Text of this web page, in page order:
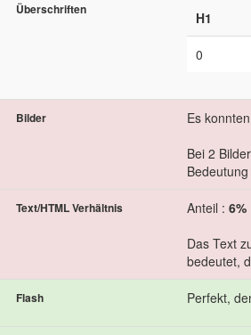
Überschriften H1
0
Bilder
Es
Bei 2
Text/HTML Verhältnis Anteil : 6%
Das Text
bedeutet,
Flash Perfekt,